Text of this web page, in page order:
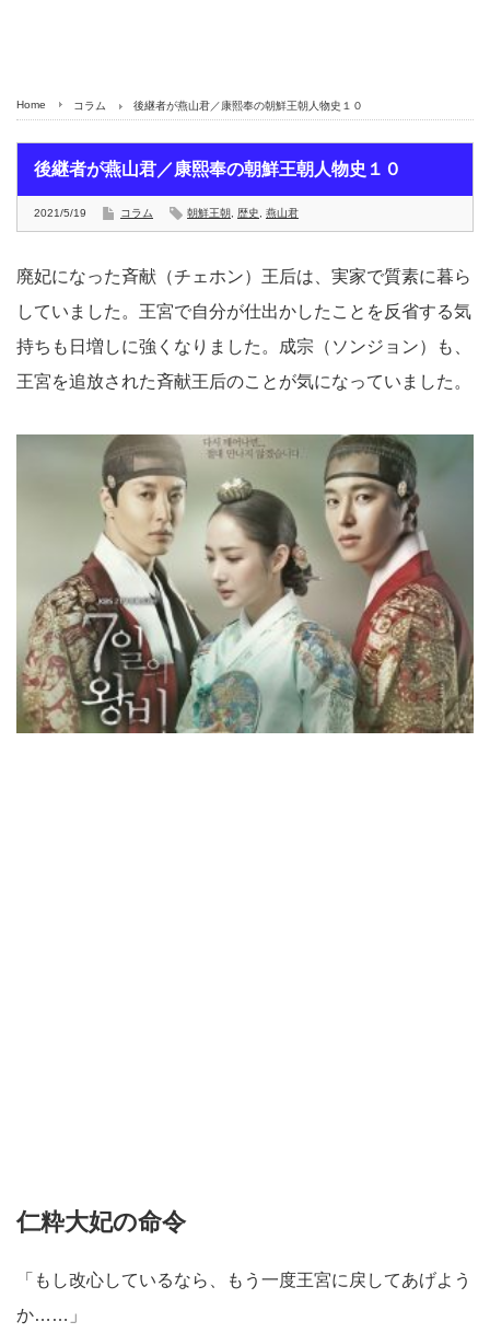
Home コラム 後継者が燕山君／康熙奉の朝鮮王朝人物史１０
後継者が燕山君／康熙奉の朝鮮王朝人物史１０
2021/5/19 コラム 朝鮮王朝 歴史 燕山君
廃妃になった斉献（チェホン）王后は、実家で質素に暮ら
していました。王宮で自分が仕出かしたことを反省する気
持ちも日増しに強くなりました。成宗（ソンジョン）も、
王宮を追放された斉献王后のことが気になっていました。
仁粋大妃の命令
「もし改心しているなら、もう一度王宮に戻してあげよう
か……」